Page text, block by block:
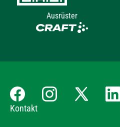
Ausrüster
Kontakt